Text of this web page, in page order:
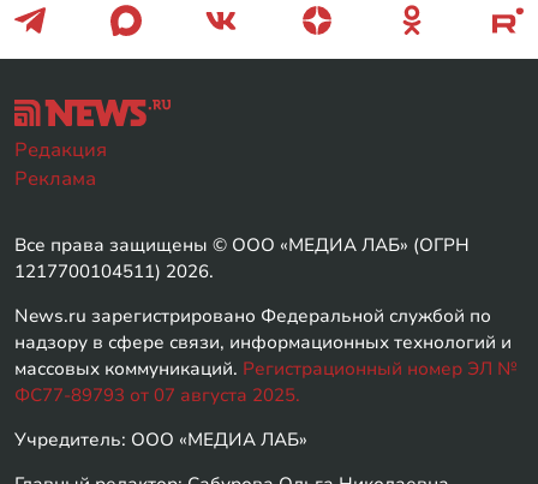
Редакция
Реклама
Все права защищены © ООО «МЕДИА ЛАБ» (ОГРН
1217700104511) 2026.
News.ru зарегистрировано Федеральной службой по
надзору в сфере связи, информационных технологий и
массовых коммуникаций. Регистрационный номер ЭЛ №
ФС77-89793 от 07 августа 2025.
Учредитель: ООО «МЕДИА ЛАБ»